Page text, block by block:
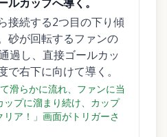
接続する2つ目の下り傾
砂が回転するファンの
過し、直接ゴールカッ
右下に向けて導く。
滑らかに流れ、ファンに当
プに溜まり続け、カップ
ア！」画面がトリガーさ